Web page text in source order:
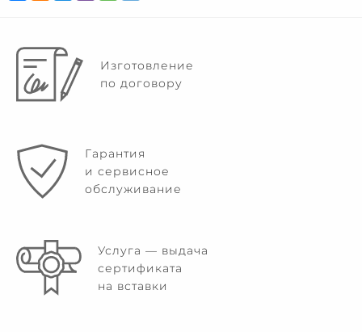
Изготовление
по договору
Гарантия
и сервисное
обслуживание
Услуга — выдача
сертификата
на вставки